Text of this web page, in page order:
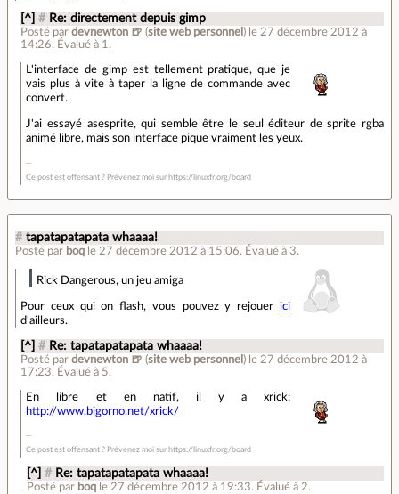
[^] # Re: directement depuis gimp
Posté pardevnewton 🍺 (site web personnel ) le 27 décembre 2012 à
14:26. Évalué à 1 .
L'interface de gimp est tellement pratique, que je
vais plus à vite à taper la ligne de commande avec
convert.
J'ai essayé asesprite, qui semble être le seul éditeur de sprite rgba
animé libre, mais son interface pique vraiment les yeux.
Ce post est offensant ? Prévenez moi sur https://linuxfr.org/board
# tapatapatapata whaaaa!
Posté par boq le 27 décembre 2012 à 15:06. Évalué à 3.
Rick Dangerous, un jeu amiga
Pour ceux qui on flash, vous pouvez y rejouer ici
d'ailleurs.
[^] # Re: tapatapatapata whaaaa!
Posté pardevnewton 🍺 (site web personnel ) le 27 décembre 2012 à
17:23. Évalué à 5.
En libre et en natif, il y a xrick:
http://www.bigorno.net/xrick/
Ce post est offensant ? Prévenez moi sur https://linuxfr.org/board
[^] # Re: tapatapatapata whaaaa!
Posté par boq le 27 décembre 2012 à 19:33.Évalué à 2.